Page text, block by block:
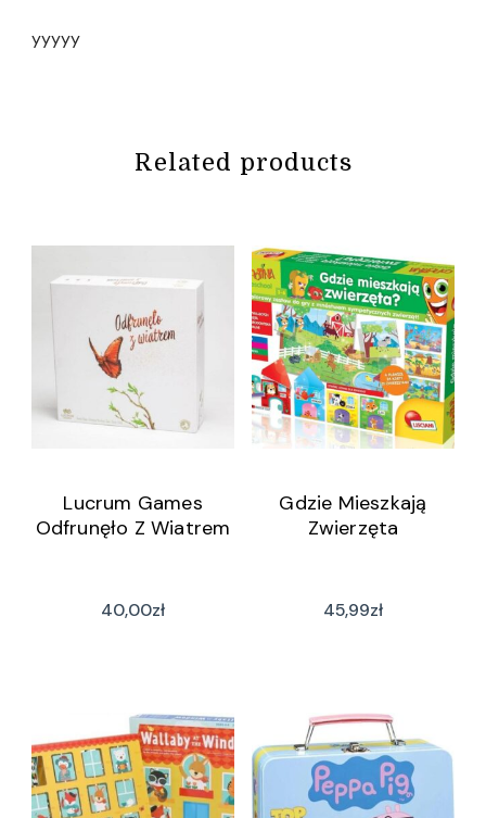
yyyyy
Related products
Lucrum Games
Odfrunęło Z Wiatrem
40,00zł
Gdzie Mieszkają
Zwierzęta
45,99zł